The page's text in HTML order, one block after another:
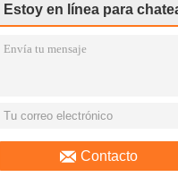
Estoy en línea para
Contacto